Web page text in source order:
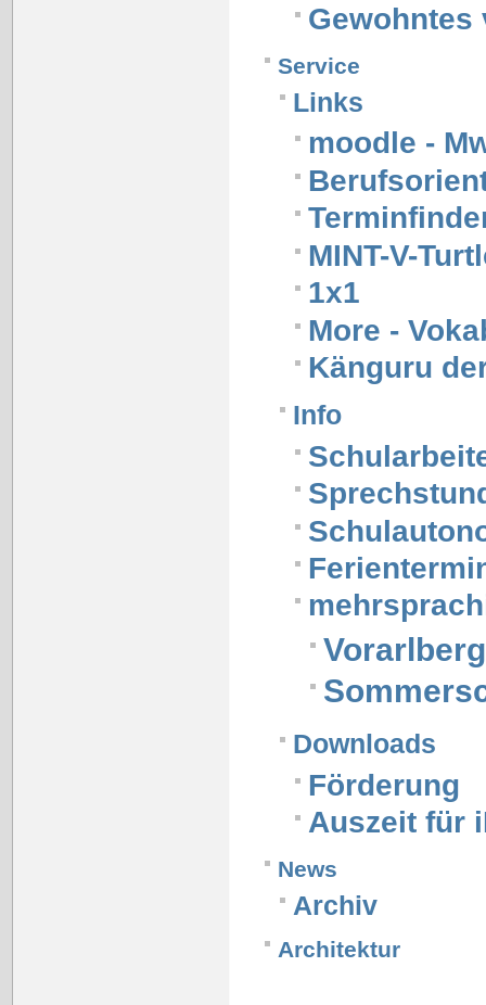
Gewohntes
Service
Links
moodle -
MINT-V-
1x1
More -
Känguru
Info
Downloads
Förderung
Auszeit für
News
Archiv
Architektur